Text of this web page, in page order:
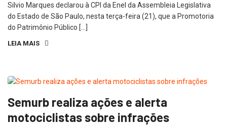
Silvio Marques declarou à CPI da Enel da Assembleia Legislativa
do Estado de São Paulo, nesta terça-feira (21), que a Promotoria
do Patrimônio Público […]
LEIA MAIS
Semurb realiza ações e alerta
motociclistas sobre infrações